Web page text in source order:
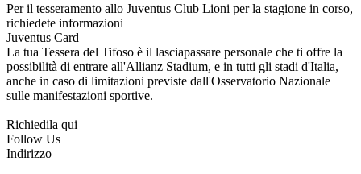
Per il tesseramento allo Juventus Club Lioni per la stagione in corso,
richiedete informazioni
Juventus Card
La tua Tessera del Tifoso è il lasciapassare personale che ti offre la
possibilità di entrare all'Allianz Stadium, e in tutti gli stadi d'Italia,
anche in caso di limitazioni previste dall'Osservatorio Nazionale
sulle manifestazioni sportive.
Richiedila qui
Follow Us
Indirizzo